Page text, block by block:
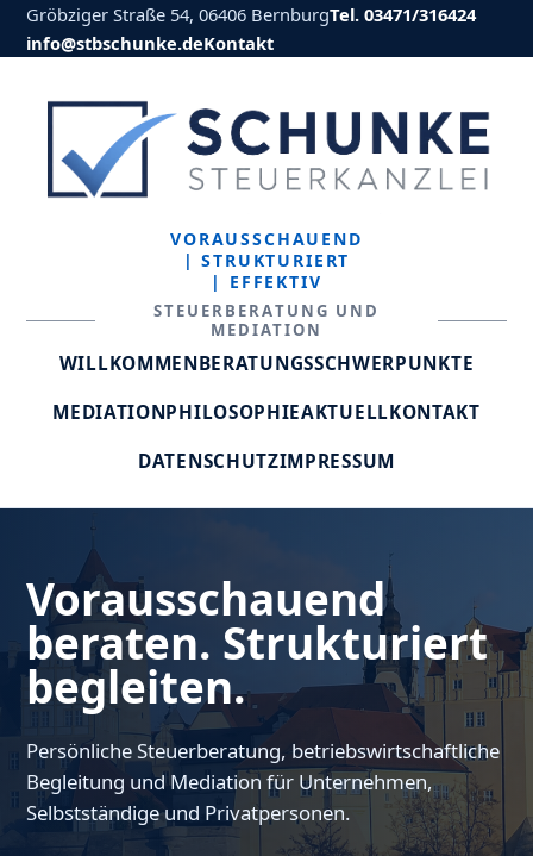
Gröbziger Straße 54, 06406 BernburgTel. 03471/316424
info@stbschunke.deKontakt
VORAUSSCHAUEND
| STRUKTURIERT
| EFFEKTIV
STEUERBERATUNG UND
MEDIATION
WILLKOMMENBERATUNGSSCHWERPUNKTE
MEDIATIONPHILOSOPHIEAKTUELLKONTAKT
DATENSCHUTZIMPRESSUM
Vorausschauend
beraten. Strukturiert
begleiten.
Persönliche Steuerberatung, betriebswirtschaftliche
Begleitung und Mediation für Unternehmen,
Selbstständige und Privatpersonen.